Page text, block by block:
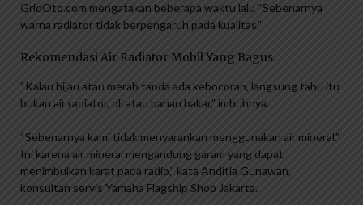
GridOto.com mengatakan beberapa waktu lalu “Sebenarnya
warna radiator tidak berpengaruh pada kualitas.”
Rekomendasi Air Radiator Mobil Yang Bagus
“Kalau hijau atau merah tanda ada kebocoran, langsung tahu itu
bukan air radiator, oli atau bahan bakar,” imbuhnya.
“Sebenarnya kami tidak menyarankan menggunakan air mineral.”
Ini karena air mineral mengandung garam yang dapat
menimbulkan karat pada radio,” kata Anditia Gunawan,
konsultan servis Yamaha Flagship Shop Jakarta.